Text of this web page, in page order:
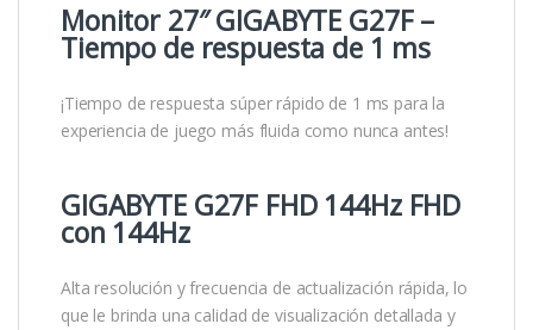
Monitor 27″ GIGABYTE G27F –
Tiempo de respuesta de 1 ms
¡Tiempo de respuesta súper rápido de 1 ms para la
experiencia de juego más fluida como nunca antes!
GIGABYTE G27F FHD 144Hz FHD
con 144Hz
Alta resolución y frecuencia de actualización rápida, lo
que le brinda una calidad de visualización detallada y